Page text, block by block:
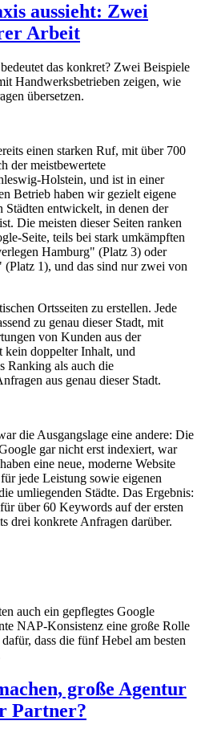
aussieht: Zwei
Arbeit
das konkret? Zwei Beispiele
Handwerksbetrieben zeigen, wie
übersetzen.
einen starken Ruf, mit über 700
der meistbewertete
Holstein, und ist in einer
Betrieb haben wir gezielt eigene
Städten entwickelt, in denen der
Die meisten dieser Seiten ranken
Seite, teils bei stark umkämpften
Hamburg" (Platz 3) oder
(Platz 1), und das sind nur zwei von
Ortsseiten zu erstellen. Jede
zu genau dieser Stadt, mit
von Kunden aus der
kein doppelter Inhalt, und
Ranking als auch die
aus genau dieser Stadt.
die Ausgangslage eine andere: Die
gar nicht erst indexiert, war
eine neue, moderne Website
jede Leistung sowie eigenen
umliegenden Städte. Das Ergebnis:
über 60 Keywords auf der ersten
drei konkrete Anfragen darüber.
auch ein gepflegtes Google
NAP-Konsistenz eine große Rolle
dass die fünf Hebel am besten
große Agentur
Partner?